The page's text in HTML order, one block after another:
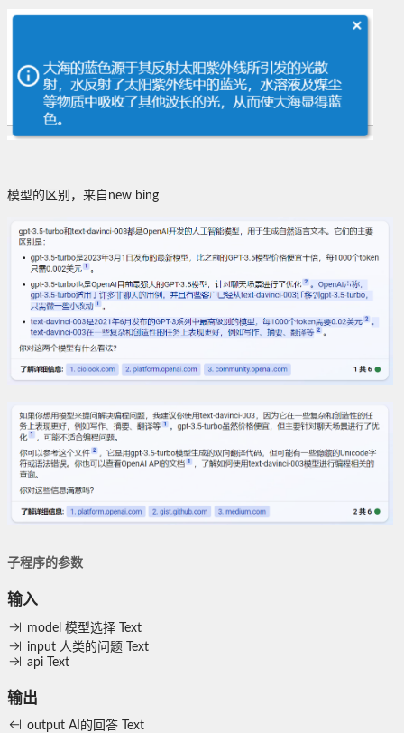
模型的区别，来自new bing
子程序的参数
输入
model 模型选择
Text
input 人类的问题
Text
api
Text
输出
output AI的回答
Text